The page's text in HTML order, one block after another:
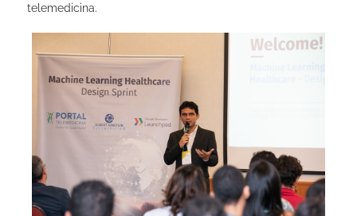
telemedicina.